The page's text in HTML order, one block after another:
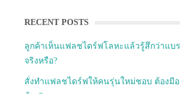
RECENT POSTS
ลูกค้าเห็นแฟลชไดร์ฟโลหะแล้วรู้สึกว่าแบ
จริงหรือ?
สั่งทำแฟลชไดร์ฟให้คนรุ่นใหม่ชอบ ต้องมีอ